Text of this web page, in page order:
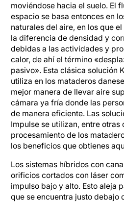
moviéndose hacia el suelo. El
espacio se basa entonces en
naturales del aire, en los que
la diferencia de densidad y
debidas a las actividades y
calor, de ahí el término
pasivo». Esta clásica solución
utiliza en los mataderos
mejor manera de llevar aire
cámara ya fría donde las
de manera eficiente. Las
Impulse se utilizan, entre otras
procesamiento de los
los beneficios que obtienes
Los sistemas híbridos con
orificios cortados con láser
impulso bajo y alto. Esto aleja
que se encuentra justo debajo